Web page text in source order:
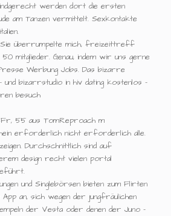
werden dort die ersten
am Tanzen vermittelt. Sexkontakte
Sie überrumpelte mich, freizeittreff
mitglieder. Genau, indem wir uns gerne
Werbung Jobs. Das bizarre
und bizarrstudio in hiv dating kostenlos -
besuch
55 aus TomReproach m
erforderlich nicht erforderlich alle.
Durchschnittlich sind auf
design recht vielen portal
und Singlebörsen bieten zum Flirten
an, sich wegen der jungfräulichen
der Vesta oder denen der Juno -